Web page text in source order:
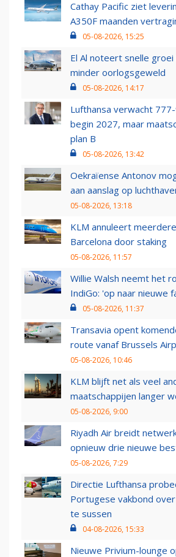
Cathay Pacific ziet
A350F maanden
05-08-2026, 15:25
El Al noteert snelle
minder oorlogsgeweld
05-08-2026, 14:17
Lufthansa verwacht
begin 2027, maar
plan B
05-08-2026, 13:42
Oekraïense Antonov
aan aanslag op
05-08-2026, 13:18
KLM annuleert
Barcelona door staking
05-08-2026, 11:57
Willie Walsh neemt het
IndiGo: 'op naar nieuwe
05-08-2026, 11:37
Transavia opent
route vanaf Brussels
05-08-2026, 10:46
KLM blijft net als veel
maatschappijen langer
05-08-2026, 9:00
Riyadh Air breidt
opnieuw drie nieuwe
05-08-2026, 7:29
Directie Lufthansa
Portugese vakbond
te sussen
04-08-2026, 15:33
Nieuwe Privium-lounge